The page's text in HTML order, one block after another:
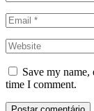
Save my
time I comment.